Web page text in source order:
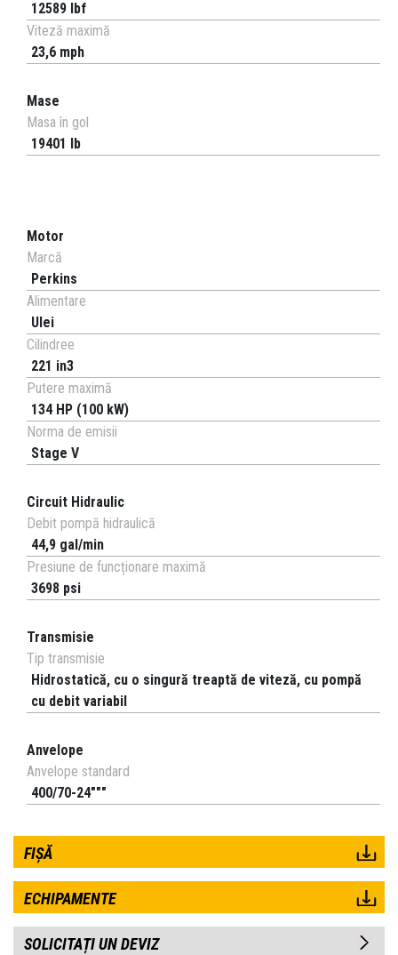
12589 lbf
Viteză maximă
23,6 mph
Mase
Masa în gol
19401 lb
Motor
Marcă
Perkins
Alimentare
Ulei
Cilindree
221 in3
Putere maximă
134 HP (100 kW)
Norma de emisii
Stage V
Circuit Hidraulic
Debit pompă hidraulică
44,9 gal/min
Presiune de funcționare maximă
3698 psi
Transmisie
Tip transmisie
Hidrostatică, cu o singură treaptă de viteză, cu pompă
cu debit variabil
Anvelope
Anvelope standard
400/70-24"""
FIȘĂ
ECHIPAMENTE
SOLICITAȚI UN DEVIZ